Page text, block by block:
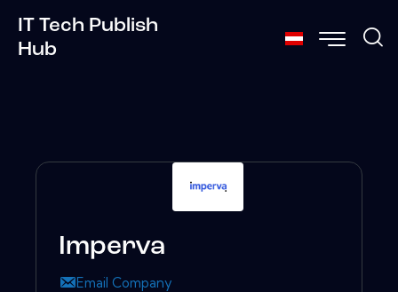
IT Tech Publish
Hub
Imperva
Email Company